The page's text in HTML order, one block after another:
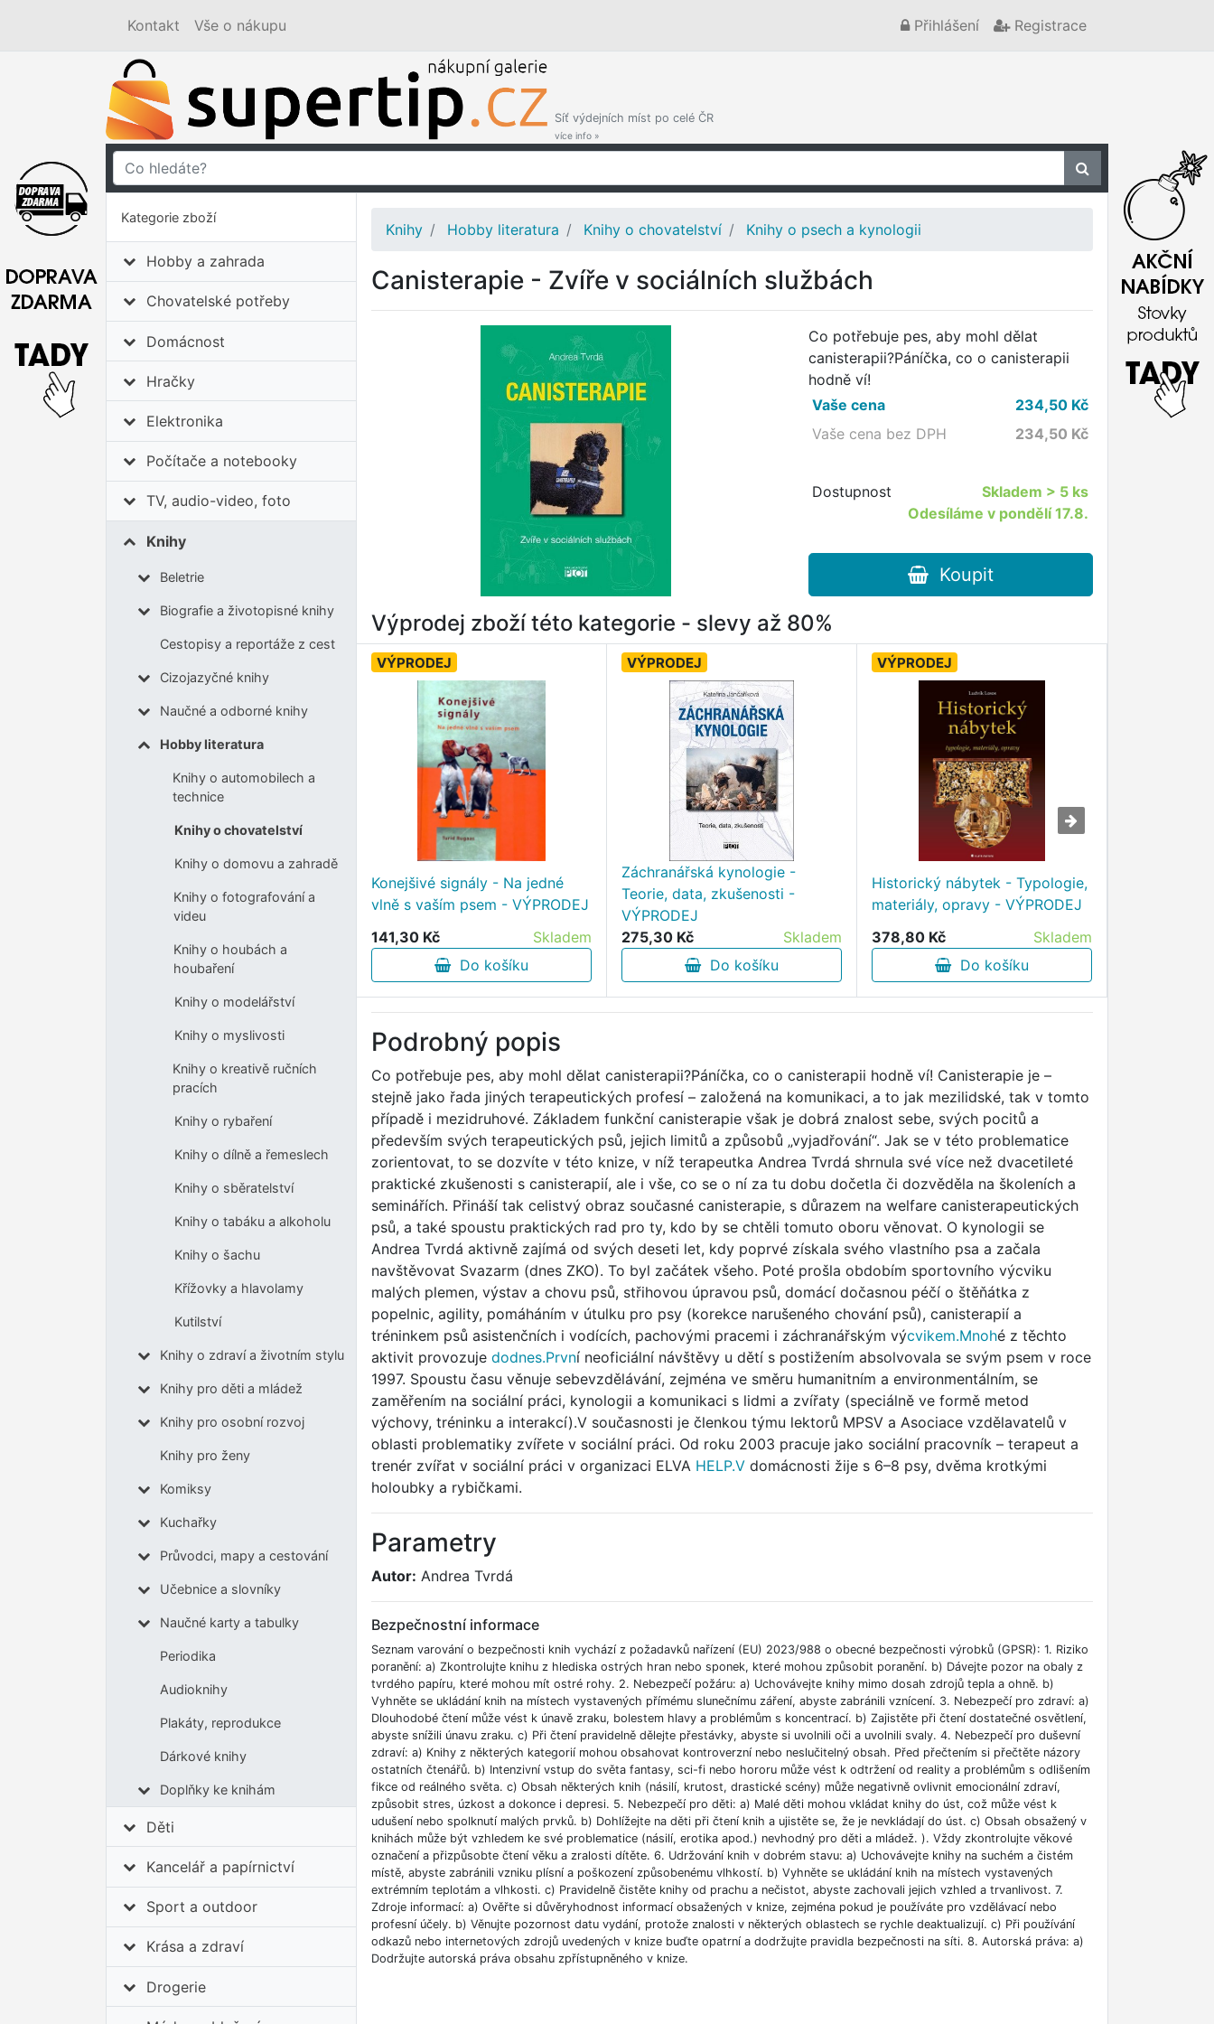
Kontakt Vše o nákupu Přihlášení Registrace
Síť výdejních míst po celé ČR
více info »
Kategorie zboží
Hobby a zahrada
Chovatelské potřeby
Domácnost
Hračky
Elektronika
Počítače a notebooky
TV, audio-video, foto
Knihy
Beletrie
Biografie a životopisné knihy
Cestopisy a reportáže z cest
Cizojazyčné knihy
Naučné a odborné knihy
Hobby literatura
Knihy o automobilech a
technice
Knihy o chovatelství
Knihy o domovu a zahradě
Knihy o fotografování a
videu
Knihy o houbách a
houbaření
Knihy o modelářství
Knihy o myslivosti
Knihy o kreativě ručních
pracích
Knihy o rybaření
Knihy o dílně a řemeslech
Knihy o sběratelství
Knihy o tabáku a alkoholu
Knihy o šachu
Křížovky a hlavolamy
Kutilství
Knihy o zdraví a životním stylu
Knihy pro děti a mládež
Knihy pro osobní rozvoj
Knihy pro ženy
Komiksy
Kuchařky
Průvodci, mapy a cestování
Učebnice a slovníky
Naučné karty a tabulky
Periodika
Audioknihy
Plakáty, reprodukce
Dárkové knihy
Doplňky ke knihám
Děti
Kancelář a papírnictví
Sport a outdoor
Krása a zdraví
Drogerie
Knihy Hobby literatura Knihy o chovatelství Knihy o psech a kynologii
Canisterapie - Zvíře v sociálních službách
Co potřebuje pes, aby mohl dělat
canisterapii?Páníčka, co o canisterapii
hodně ví!
Vaše cena
234,50Kč
Vaše cena bez DPH
234,50 Kč
Dostupnost Skladem > 5 ks
Odesíláme v pondělí 17.8.
Koupit
Výprodej zboží této kategorie - slevy až 80%
VÝPRODEJ
Konejšivé signály - Na jedné
vlně s vaším psem - VÝPRODEJ
141,30 Kč
Skladem
Do košíku
VÝPRODEJ
Záchranářská kynologie -
Teorie, data, zkušenosti -
VÝPRODEJ
275,30 Kč
Skladem
Do košíku
VÝPRODEJ
Historický nábytek - Typologie,
materiály, opravy - VÝPRODEJ
378,80 Kč
Skladem
Do košíku
Podrobný popis
Co potřebuje pes, aby mohl dělat canisterapii?Páníčka, co o canisterapii hodně ví! Canisterapie je –
stejně jako řada jiných terapeutických profesí – založená na komunikaci, a to jak mezilidské, tak v tomto
případě i mezidruhové. Základem funkční canisterapie však je dobrá znalost sebe, svých pocitů a
především svých terapeutických psů, jejich limitů a způsobů „vyjadřování“. Jak se v této problematice
zorientovat, to se dozvíte v této knize, v níž terapeutka Andrea Tvrdá shrnula své více než dvacetileté
praktické zkušenosti s canisterapií, ale i vše, co se o ní za tu dobu dočetla či dozvěděla na školeních a
seminářích. Přináší tak celistvý obraz současné canisterapie, s důrazem na welfare canisterapeutických
psů, a také spoustu praktických rad pro ty, kdo by se chtěli tomuto oboru věnovat. O kynologii se
Andrea Tvrdá aktivně zajímá od svých deseti let, kdy poprvé získala svého vlastního psa a začala
navštěvovat Svazarm (dnes ZKO). To byl začátek všeho. Poté prošla obdobím sportovního výcviku
malých plemen, výstav a chovu psů, střihovou úpravou psů, domácí dočasnou péčí o štěňátka z
popelnic, agility, pomáháním v útulku pro psy (korekce narušeného chování psů), canisterapií a
tréninkem psů asistenčních i vodících, pachovými pracemi i záchranářským výcvikem.Mnohé z těchto
aktivit provozuje dodnes.První neoficiální návštěvy u dětí s postižením absolvovala se svým psem v roce
1997. Spoustu času věnuje sebevzdělávání, zejména ve směru humanitním a environmentálním, se
zaměřením na sociální práci, kynologii a komunikaci s lidmi a zvířaty (speciálně ve formě metod
výchovy, tréninku a interakcí).V současnosti je členkou týmu lektorů MPSV a Asociace vzdělavatelů v
oblasti problematiky zvířete v sociální práci. Od roku 2003 pracuje jako sociální pracovník – terapeut a
trenér zvířat v sociální práci v organizaci ELVA HELP.V domácnosti žije s 6–8 psy, dvěma krotkými
holoubky a rybičkami.
Parametry
Autor: Andrea Tvrdá
Bezpečnostní informace
Seznam varování o bezpečnosti knih vychází z požadavků nařízení (EU) 2023/988 o obecné bezpečnosti výrobků (GPSR): 1. Riziko
poranění: a) Zkontrolujte knihu z hlediska ostrých hran nebo sponek, které mohou způsobit poranění. b) Dávejte pozor na obaly z
tvrdého papíru, které mohou mít ostré rohy. 2. Nebezpečí požáru: a) Uchovávejte knihy mimo dosah zdrojů tepla a ohně. b)
Vyhněte se ukládání knih na místech vystavených přímému slunečnímu záření, abyste zabránili vznícení. 3. Nebezpečí pro zdraví: a)
Dlouhodobé čtení může vést k únavě zraku, bolestem hlavy a problémům s koncentrací. b) Zajistěte při čtení dostatečné osvětlení,
abyste snížili únavu zraku. c) Při čtení pravidelně dělejte přestávky, abyste si uvolnili oči a uvolnili svaly. 4. Nebezpečí pro duševní
zdraví: a) Knihy z některých kategorií mohou obsahovat kontroverzní nebo neslučitelný obsah. Před přečtením si přečtěte názory
ostatních čtenářů. b) Intenzivní vstup do světa fantasy, sci-fi nebo hororu může vést k odtržení od reality a problémům s odlišením
fikce od reálného světa. c) Obsah některých knih (násilí, krutost, drastické scény) může negativně ovlivnit emocionální zdraví,
způsobit stres, úzkost a dokonce i depresi. 5. Nebezpečí pro děti: a) Malé děti mohou vkládat knihy do úst, což může vést k
udušení nebo spolknutí malých prvků. b) Dohlížejte na děti při čtení knih a ujistěte se, že je nevkládají do úst. c) Obsah obsažený v
knihách může být vzhledem ke své problematice (násilí, erotika apod.) nevhodný pro děti a mládež. ). Vždy zkontrolujte věkové
označení a přizpůsobte čtení věku a zralosti dítěte. 6. Udržování knih v dobrém stavu: a) Uchovávejte knihy na suchém a čistém
místě, abyste zabránili vzniku plísní a poškození způsobenému vlhkostí. b) Vyhněte se ukládání knih na místech vystavených
extrémním teplotám a vlhkosti. c) Pravidelně čistěte knihy od prachu a nečistot, abyste zachovali jejich vzhled a trvanlivost. 7.
Zdroje informací: a) Ověřte si důvěryhodnost informací obsažených v knize, zejména pokud je používáte pro vzdělávací nebo
profesní účely. b) Věnujte pozornost datu vydání, protože znalosti v některých oblastech se rychle deaktualizují. c) Při používání
odkazů nebo internetových zdrojů uvedených v knize buďte opatrní a dodržujte pravidla bezpečnosti na síti. 8. Autorská práva: a)
Dodržujte autorská práva obsahu zpřístupněného v knize.